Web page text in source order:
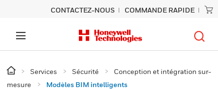
CONTACTEZ-NOUS COMMANDE RAPIDE
Services Sécurité
Conception et intégration sur-
mesure
Modèles BIM intelligents